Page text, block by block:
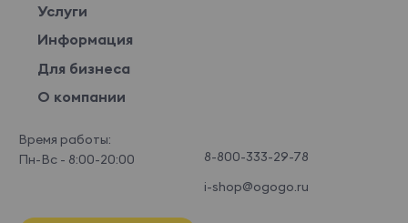
Услуги
Информация
Для бизнеса
О компании
Время работы:
Пн-Вс - 8:00-20:00
8-800-333-29-78
i-shop@ogogo.ru